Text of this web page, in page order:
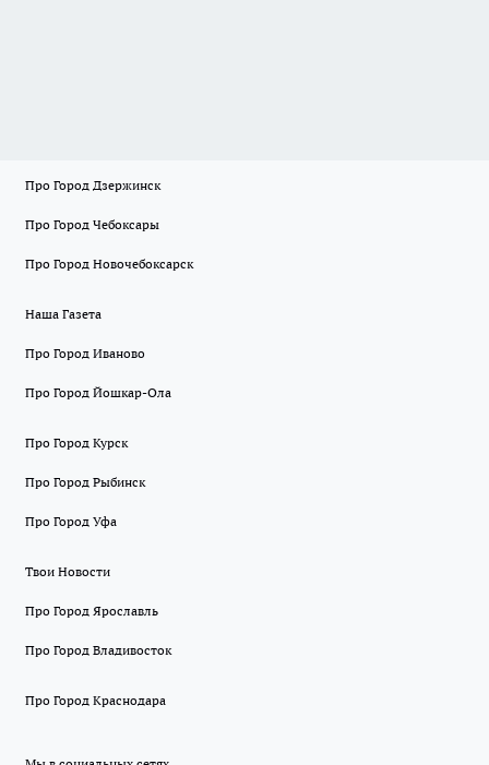
Про Город Дзержинск
Про Город Чебоксары
Про Город Новочебоксарск
Наша Газета
Про Город Иваново
Про Город Йошкар-Ола
Про Город Курск
Про Город Рыбинск
Про Город Уфа
Твои Новости
Про Город Ярославль
Про Город Владивосток
Про Город Краснодара